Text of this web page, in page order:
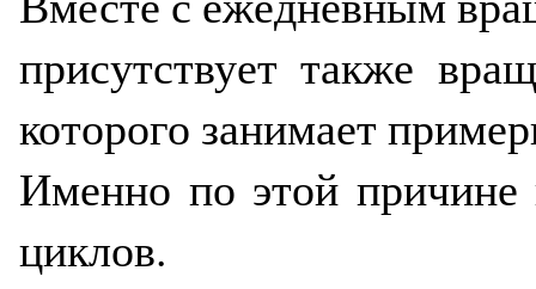
присутствует также
которого занимает
Именно по этой причине
циклов.